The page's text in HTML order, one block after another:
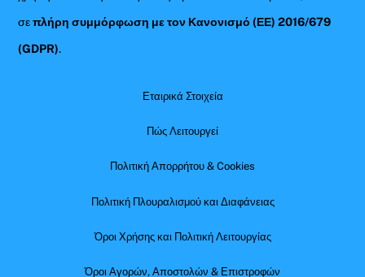
σεπλήρη συμμόρφωση με τον Κανονισμό (ΕΕ) 2016/679
(GDPR).
Εταιρικά Στοιχεία
Πώς Λειτουργεί
Πολιτική Απορρήτου & Cookies
Πολιτική Πλουραλισμού και Διαφάνειας
Όροι Χρήσης και Πολιτική Λειτουργίας
Όροι Αγορών, Αποστολών & Επιστροφών